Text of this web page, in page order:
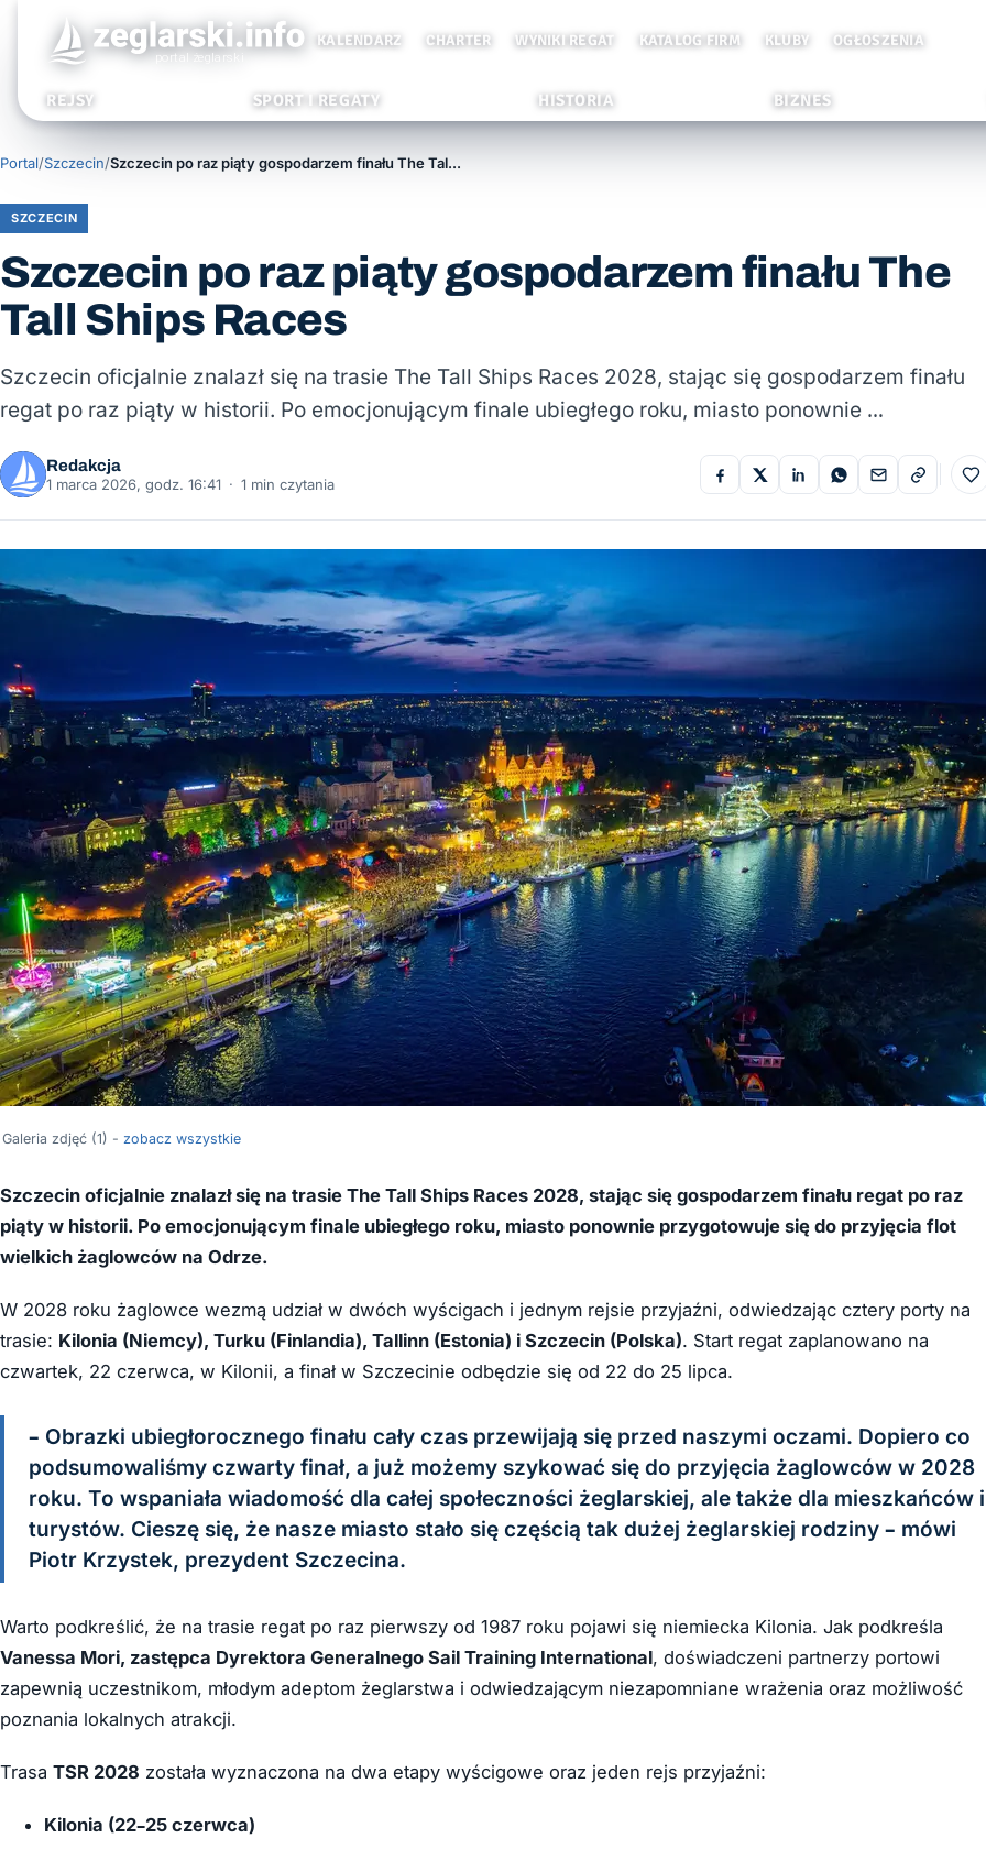
KALENDARZ CHARTER WYNIKI REGAT KATALOG FIRM KLUBY OGŁOSZENIA
REJSY SPORT I REGATY HISTORIA BIZNES
Portal/Szczecin/ Szczecin po raz piąty gospodarzem finału The Tall Ships Races
SZCZECIN
Szczecin po raz piąty gospodarzem finału The
Tall Ships Races
Szczecin oficjalnie znalazł się na trasie The Tall Ships Races 2028, stając się gospodarzem finału
regat po raz piąty w historii. Po emocjonującym finale ubiegłego roku, miasto ponownie …
Redakcja
1 marca 2026, godz. 16:41 · 1 min czytania
Galeria zdjęć (1) - zobacz wszystkie
Szczecin oficjalnie znalazł się na trasie The Tall Ships Races 2028, stając się gospodarzem finału regat po raz
piąty w historii. Po emocjonującym finale ubiegłego roku, miasto ponownie przygotowuje się do przyjęcia flot
wielkich żaglowców na Odrze.
W 2028 roku żaglowce wezmą udział w dwóch wyścigach i jednym rejsie przyjaźni, odwiedzając cztery porty na
trasie: Kilonia (Niemcy), Turku (Finlandia), Tallinn (Estonia) i Szczecin (Polska). Start regat zaplanowano na
czwartek, 22 czerwca, w Kilonii, a finał w Szczecinie odbędzie się od 22 do 25 lipca.
– Obrazki ubiegłorocznego finału cały czas przewijają się przed naszymi oczami. Dopiero co
podsumowaliśmy czwarty finał, a już możemy szykować się do przyjęcia żaglowców w 2028
roku. To wspaniała wiadomość dla całej społeczności żeglarskiej, ale także dla mieszkańców i
turystów. Cieszę się, że nasze miasto stało się częścią tak dużej żeglarskiej rodziny – mówi
Piotr Krzystek, prezydent Szczecina.
Warto podkreślić, że na trasie regat po raz pierwszy od 1987 roku pojawi się niemiecka Kilonia. Jak podkreśla
Vanessa Mori, zastępca Dyrektora Generalnego Sail Training International, doświadczeni partnerzy portowi
zapewnią uczestnikom, młodym adeptom żeglarstwa i odwiedzającym niezapomniane wrażenia oraz możliwość
poznania lokalnych atrakcji.
Trasa TSR 2028 została wyznaczona na dwa etapy wyścigowe oraz jeden rejs przyjaźni:
Kilonia (22–25 czerwca)